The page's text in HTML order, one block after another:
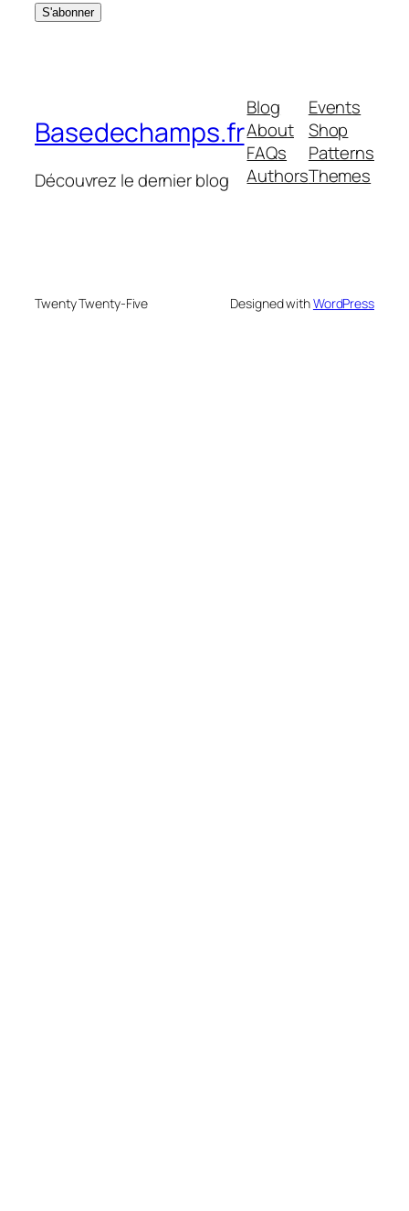
Basedechamps.fr
Découvrez le dernier blog
Blog
About
FAQs
Authors
Events
Shop
Patterns
Themes
Twenty Twenty-Five Designed withWordPress